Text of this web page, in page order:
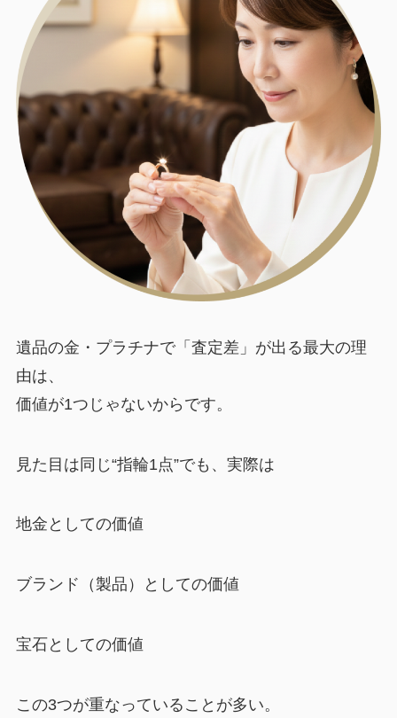
遺品の金・プラチナで「査定差」が出る最大の理
由は、
価値が1つじゃないからです。
見た目は同じ“指輪1点”でも、実際は
地金としての価値
ブランド（製品）としての価値
宝石としての価値
この3つが重なっていることが多い。